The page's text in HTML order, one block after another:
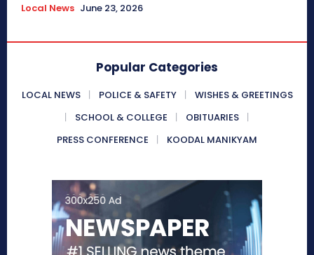
Local News June 23, 2026
Popular Categories
LOCAL NEWS POLICE & SAFETY
WISHES & GREETINGS
SCHOOL & COLLEGE
OBITUARIES
PRESS CONFERENCE
KOODAL MANIKYAM